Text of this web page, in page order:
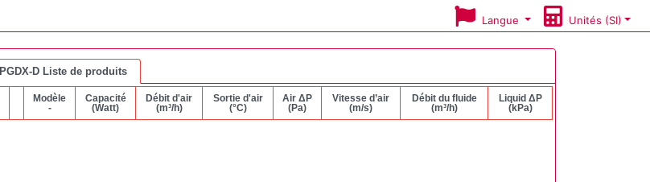
Langue Unités (SI)
PGDX-D Liste de produits
Modèle
-
Capacité
(Watt)
Débit d'air
(m³/h)
Sortie d'air
(°C)
Air ΔP
(Pa)
Vitesse d’air
(m/s)
Débit du fluide
(m³/h)
Liquid ΔP
(kPa)